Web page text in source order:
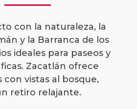
con la naturaleza, la
y la Barranca de los
ideales para paseos y
Zacatlán ofrece
con vistas al bosque,
retiro relajante.